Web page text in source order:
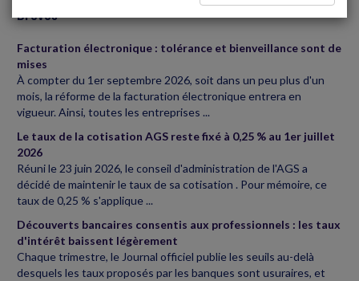
Brèves
Facturation électronique : tolérance et bienveillance sont de
mises
À compter du 1er septembre 2026, soit dans un peu plus d'un
mois, la réforme de la facturation électronique entrera en
vigueur. Ainsi, toutes les entreprises ...
Le taux de la cotisation AGS reste fixé à 0,25 % au 1er juillet
2026
Réuni le 23 juin 2026, le conseil d'administration de l'AGS a
décidé de maintenir le taux de sa cotisation . Pour mémoire, ce
taux de 0,25 % s'applique ...
Découverts bancaires consentis aux professionnels : les taux
d'intérêt baissent légèrement
Chaque trimestre, le Journal officiel publie les seuils au-delà
desquels les taux proposés par les banques sont usuraires, et